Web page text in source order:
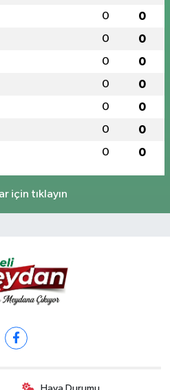
0 0
0 0
0 0
0 0
0 0
0 0
0 0
için tıklayın